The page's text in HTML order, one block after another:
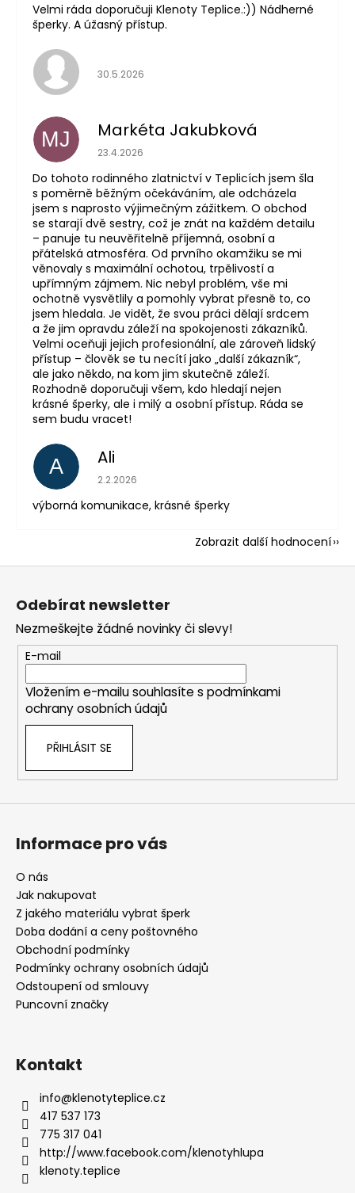
Velmi ráda doporučuji Klenoty Teplice.:)) Nádherné
šperky. A úžasný přístup.
Hodnocení obchodu je 5 z 5 hvězdiček.
30.5.2026
MJ Markéta Jakubková
Hodnocení obchodu je 5 z 5 hvězdiček.
23.4.2026
Do tohoto rodinného zlatnictví v Teplicích jsem šla
s poměrně běžným očekáváním, ale odcházela
jsem s naprosto výjimečným zážitkem. O obchod
se starají dvě sestry, což je znát na každém detailu
– panuje tu neuvěřitelně příjemná, osobní a
přátelská atmosféra. Od prvního okamžiku se mi
věnovaly s maximální ochotou, trpělivostí a
upřímným zájmem. Nic nebyl problém, vše mi
ochotně vysvětlily a pomohly vybrat přesně to, co
jsem hledala. Je vidět, že svou práci dělají srdcem
a že jim opravdu záleží na spokojenosti zákazníků.
Velmi oceňuji jejich profesionální, ale zároveň lidský
přístup – člověk se tu necítí jako „další zákazník“,
ale jako někdo, na kom jim skutečně záleží.
Rozhodně doporučuji všem, kdo hledají nejen
krásné šperky, ale i milý a osobní přístup. Ráda se
sem budu vracet!
A Ali
Hodnocení obchodu je 5 z 5 hvězdiček.
2.2.2026
výborná komunikace, krásné šperky
Zobrazit další hodnocení
Z
Odebírat newsletter
Nezmeškejte žádné novinky či slevy!
E-mail
Vložením e-mailu souhlasíte s podmínkami
ochrany osobních údajů
PŘIHLÁSIT SE
Informace pro vás
O nás
Jak nakupovat
Z jakého materiálu vybrat šperk
Doba dodání a ceny poštovného
Obchodní podmínky
Podmínky ochrany osobních údajů
Odstoupení od smlouvy
Puncovní značky
Kontakt
info@klenotyteplice.cz
417 537 173
775 317 041
http://www.facebook.com/klenotyhlupa
klenoty.teplice